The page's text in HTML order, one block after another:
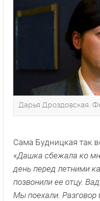
Дарья Дроздовская.
Сама Будницкая так
«Дашка сбежала ко
день перед летними
позвонили ее отцу.
Мы поехали.